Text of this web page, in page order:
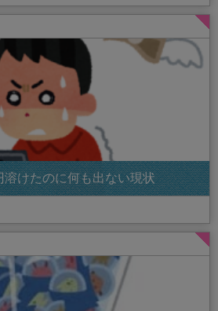
けたのに何も出ない現状